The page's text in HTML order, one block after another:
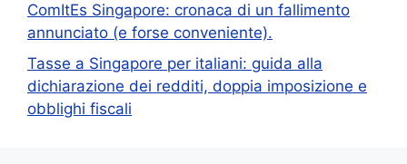
ComItEs Singapore: cronaca di un fallimento
annunciato (e forse conveniente).
Tasse a Singapore per italiani: guida alla
dichiarazione dei redditi, doppia imposizione e
obblighi fiscali